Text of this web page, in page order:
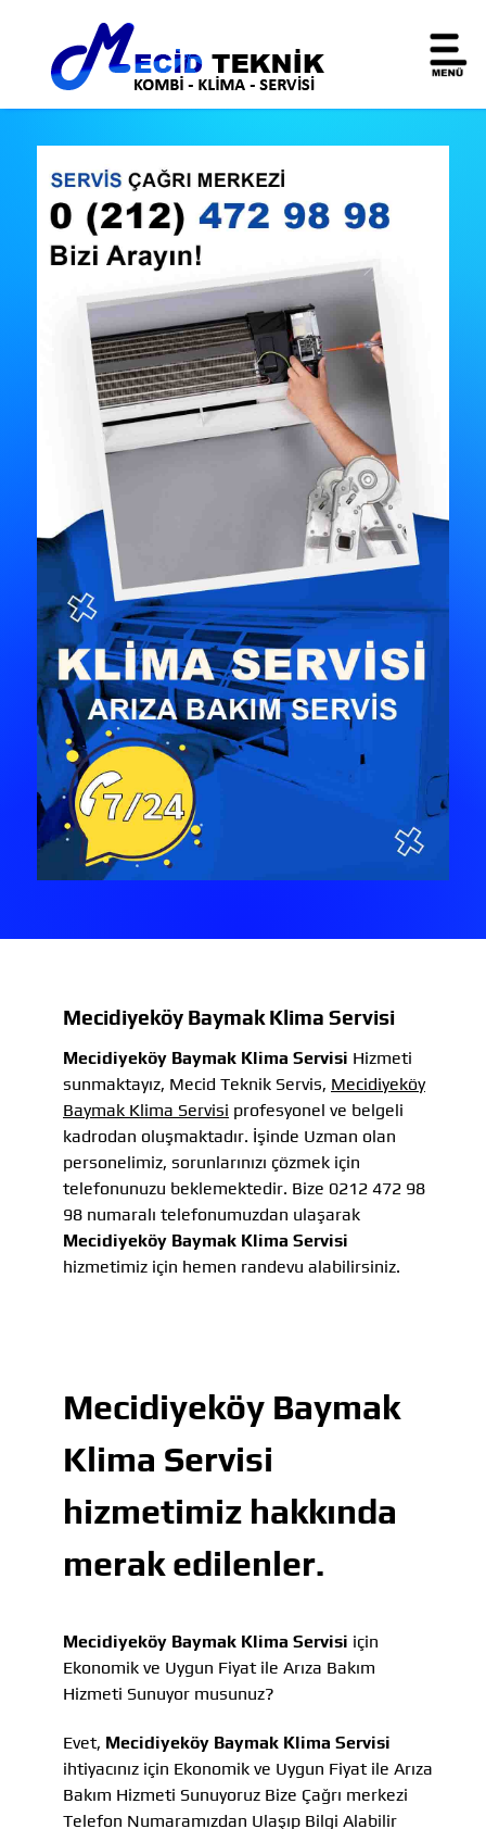
Mecidiyeköy Baymak Klima Servisi
Mecidiyeköy Baymak Klima Servisi Hizmeti
sunmaktayız, Mecid Teknik Servis, Mecidiyeköy
Baymak Klima Servisi profesyonel ve belgeli
kadrodan oluşmaktadır. İşinde Uzman olan
personelimiz, sorunlarınızı çözmek için
telefonunuzu beklemektedir. Bize 0212 472 98
98 numaralı telefonumuzdan ulaşarak
Mecidiyeköy Baymak Klima Servisi
hizmetimiz için hemen randevu alabilirsiniz.
Mecidiyeköy Baymak
Klima Servisi
hizmetimiz hakkında
merak edilenler.
Mecidiyeköy Baymak Klima Servisi için
Ekonomik ve Uygun Fiyat ile Arıza Bakım
Hizmeti Sunuyor musunuz?
Evet, Mecidiyeköy Baymak Klima Servisi
ihtiyacınız için Ekonomik ve Uygun Fiyat ile Arıza
Bakım Hizmeti Sunuyoruz Bize Çağrı merkezi
Telefon Numaramızdan Ulaşıp Bilgi Alabilir